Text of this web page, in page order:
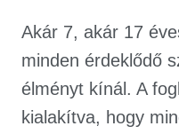
Akár 7, akár 17
minden érdeklődő
élményt kínál. A
kialakítva, hogy